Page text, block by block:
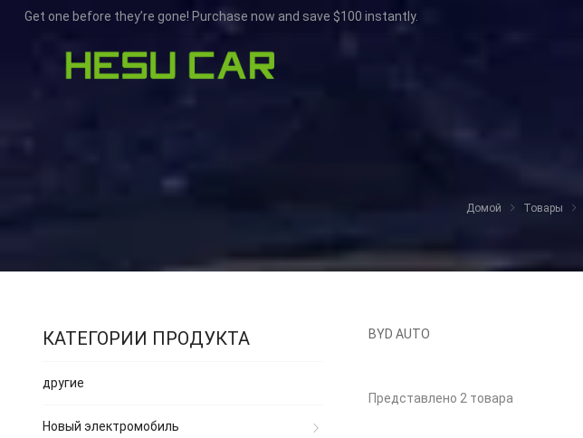
Get one before they’re gone! Purchase now and save $100 instantly.
Домой Товары
BYD AUTO
Представлено 2 товара
КАТЕГОРИИ ПРОДУКТА
другие
Новый электромобиль